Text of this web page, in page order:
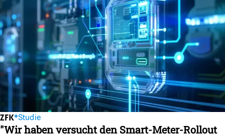
Studie
"Wir haben versucht den Smart-Meter-Rollout